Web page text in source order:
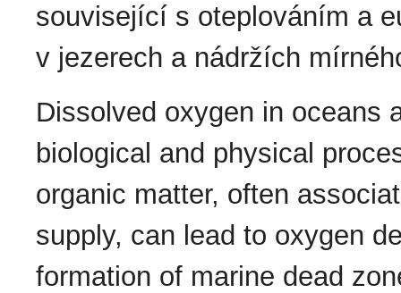
související s oteplováním a
v jezerech a nádržích
Dissolved oxygen in oceans
biological and physical
organic matter, often
supply, can lead to oxygen
formation of marine dead